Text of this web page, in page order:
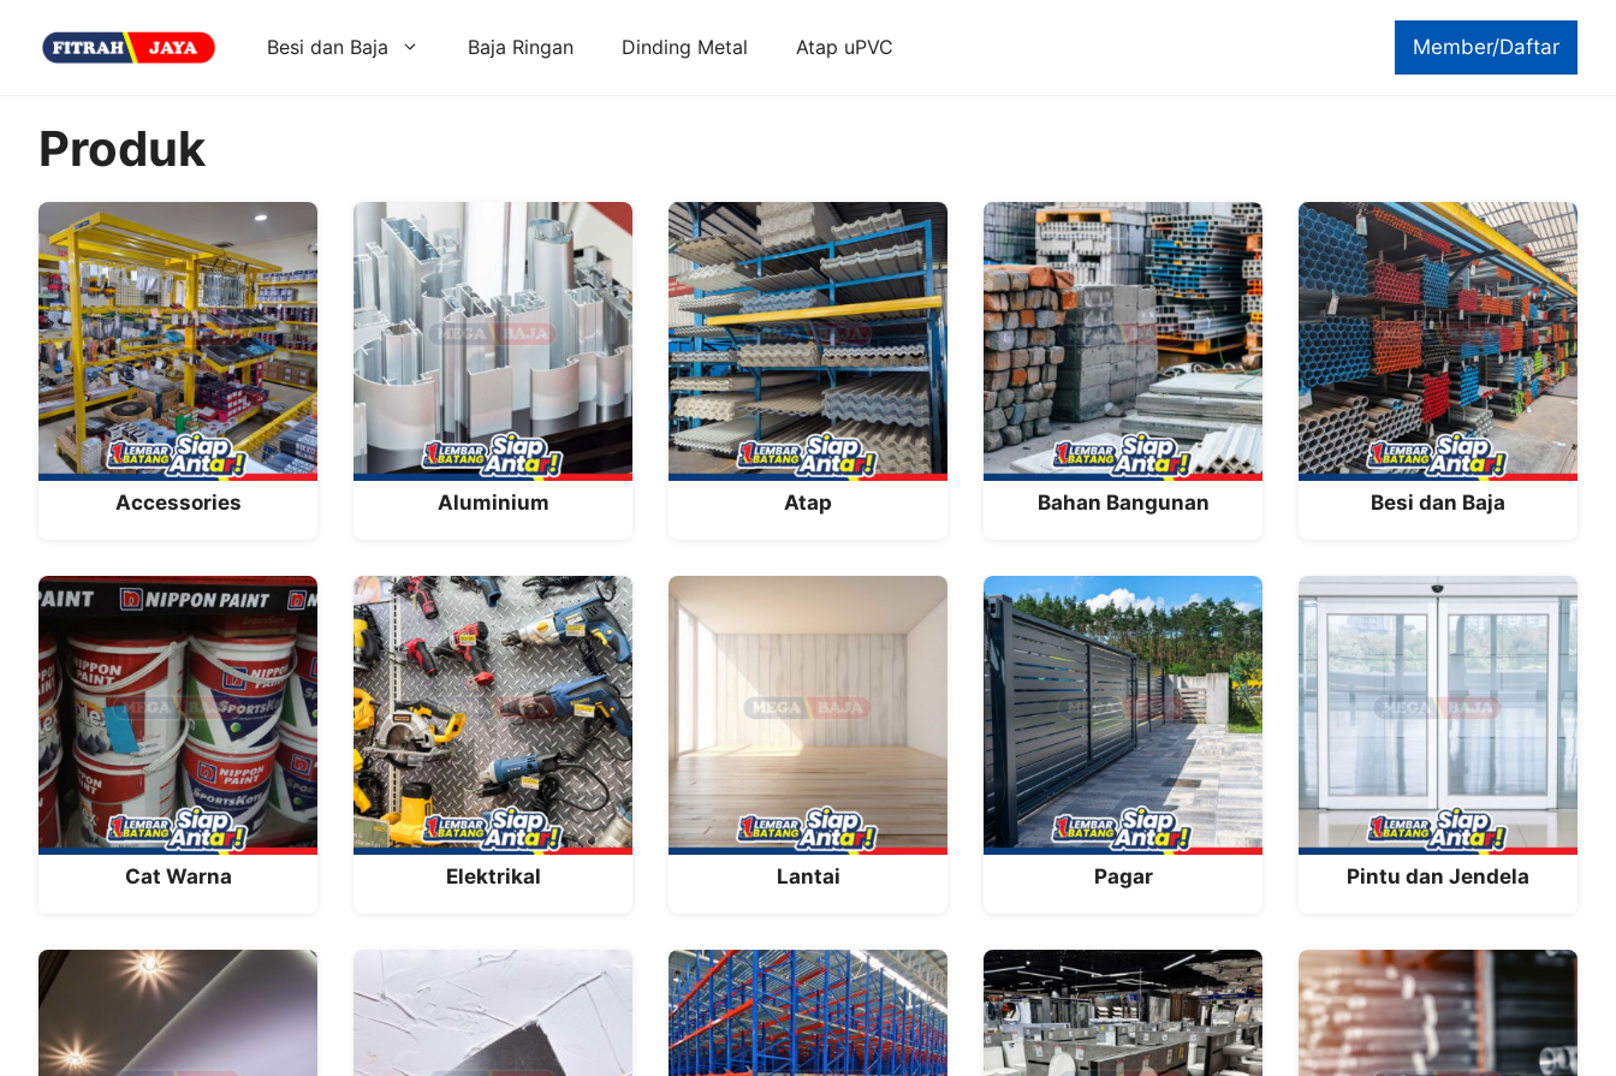
Member/Daftar
Besi dan Baja Baja Ringan Dinding Metal Atap uPVC
Produk
Accessories Aluminium Atap Bahan Bangunan Besi dan Baja
Cat Warna Elektrikal Lantai Pagar Pintu dan Jendela